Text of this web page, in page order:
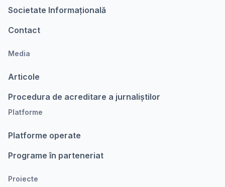
Societate Informațională
Contact
Media
Articole
Procedura de acreditare a jurnaliștilor
Platforme
Platforme operate
Programe în parteneriat
Proiecte